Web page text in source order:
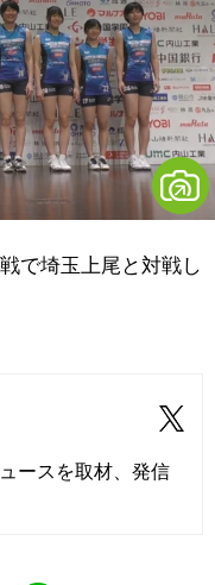
で埼玉上尾と対戦し
ースを取材、発信